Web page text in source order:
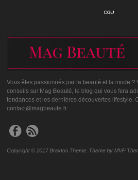
CGU
Vous êtes passionnés par la beauté et la mode ?
conseils sur Mag Beauté, le blog qui vous fera
tendances et les dernières découvertes lifestyle.
contact@magbeaute.fr
Copyright © 2017 Braxton Theme. Theme by MVP